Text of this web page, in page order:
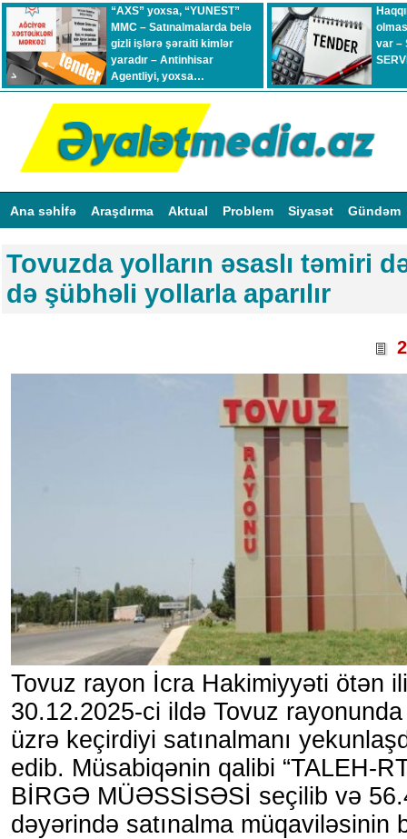
“AXS” yoxsa, “YUNEST”
MMC – Satınalmalarda belə
gizli işlərə şəraiti kimlər
yaradır – Antinhisar
Agentliyi, yoxsa…
var –
Ana səhİfə Araşdırma Aktual Problem Siyasət Gündəm
Tovuzda yolların əsaslı təmiri
də şübhəli yollarla aparılır
Tovuz rayon İcra Hakimiyyəti ötən
30.12.2025-ci ildə Tovuz rayonunda
üzrə keçirdiyi satınalmanı
edib. Müsabiqənin qalibi “TALEH-
BİRGƏ MÜƏSSİSƏSİ seçilib və
dəyərində satınalma müqaviləsinin